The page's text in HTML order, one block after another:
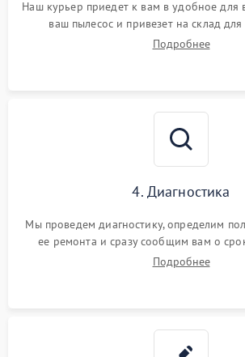
Наш курьер приедет к вам в удобное для
ваш пылесос и привезет на склад для
Подробнее
4. Диагностика
Мы проведем диагностику, определим
ее ремонта и сразу сообщим вам о
Подробнее